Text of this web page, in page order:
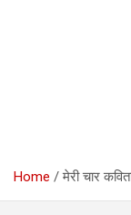
Home मेरी चार